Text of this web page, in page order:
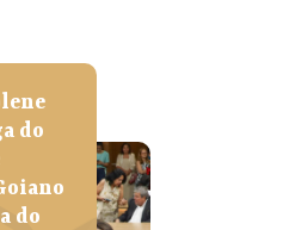
do
do